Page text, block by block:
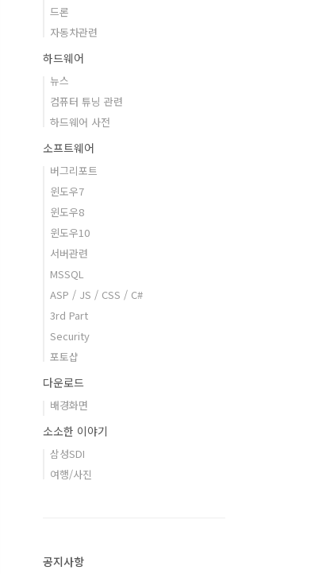
드론
자동차관련
하드웨어
뉴스
컴퓨터 튜닝 관련
하드웨어 사전
소프트웨어
버그리포트
윈도우7
윈도우8
윈도우10
서버관련
MSSQL
ASP / JS / CSS / C#
3rd Part
Security
포토샵
다운로드
배경화면
소소한 이야기
삼성SDI
여행/사진
공지사항